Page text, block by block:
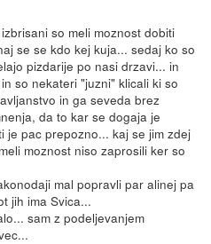
so meli moznost dobiti
se se kdo kej kuja... sedaj ko so
pizdarije po nasi drzavi... in
so nekateri "juzni" klicali ki so
in ga seveda brez
da to kar se dogaja je
je pac prepozno... kaj se jim zdej
moznost niso zaprosili ker so
mal popravli par alinej pa
jih ima Svica...
sam z podeljevanjem